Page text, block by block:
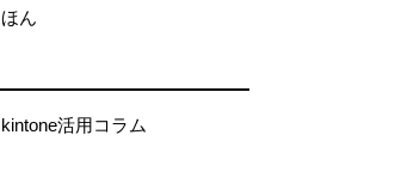
ほん
kintone活用コラム